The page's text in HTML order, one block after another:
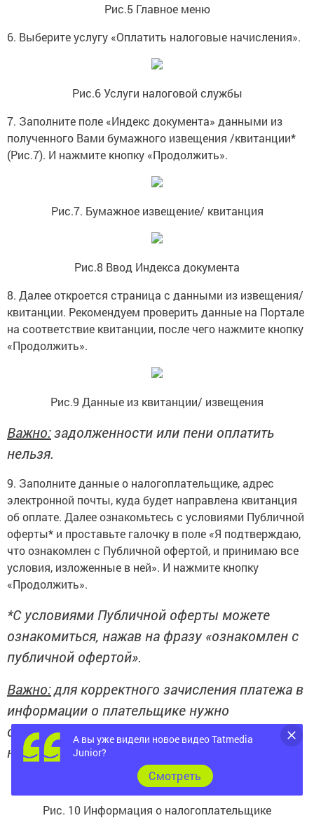
Рис.5 Главное меню
6. Выберите услугу «Оплатить налоговые начисления».
Рис.6 Услуги налоговой службы
7. Заполните поле «Индекс документа» данными из
полученного Вами бумажного извещения /квитанции*
(Рис.7). И нажмите кнопку «Продолжить».
Рис.7. Бумажное извещение/ квитанция
Рис.8 Ввод Индекса документа
8. Далее откроется страница с данными из извещения/
квитанции. Рекомендуем проверить данные на Портале
на соответствие квитанции, после чего нажмите кнопку
«Продолжить».
Рис.9 Данные из квитанции/ извещения
Важно:задолженности или пени оплатить
нельзя.
9. Заполните данные о налогоплательщике, адрес
электронной почты, куда будет направлена квитанция
об оплате. Далее ознакомьтесь с условиями Публичной
оферты* и проставьте галочку в поле «Я подтверждаю,
что ознакомлен с Публичной офертой, и принимаю все
условия, изложенные в ней». И нажмите кнопку
«Продолжить».
*С условиями Публичной оферты можете
ознакомиться, нажав на фразу «ознакомлен с
публичной офертой».
Важно:для корректного зачисления платежа в
информации о плательщике нужно
обязательно указывать данные
налогоплательщика.
Рис. 10 Информация о налогоплательщике
А вы уже видели новое видео Tatmedia
Junior?
Cмотреть